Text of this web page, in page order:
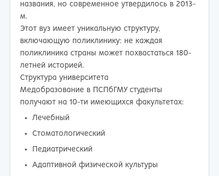
названия, но современное утвердилось в 2013-
м.
Этот вуз имеет уникальную структуру,
включающую поликлинику: не каждая
поликлиника страны может похвастаться 180-
летней историей.
Структура университета
Медобразование в ПСПбГМУ студенты
получают на 10-ти имеющихся факультетах:
Лечебный
Стоматологический
Педиатрический
Адаптивной физической культуры